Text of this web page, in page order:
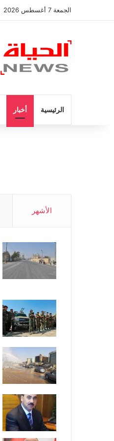
الجمعة 7 أغسطس 2026
الرئيسية أخبار
الأشهر